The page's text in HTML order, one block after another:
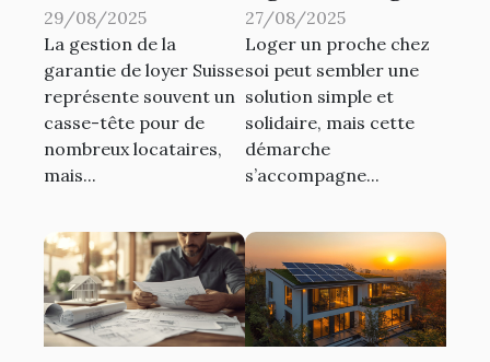
meilleur produit
de garantie de
loyer en Suisse ?
29/08/2025
La gestion de la
garantie de loyer Suisse
représente souvent un
casse-tête pour de
nombreux locataires,
mais...
un proche : ce
qu'il faut savoir
27/08/2025
Loger un proche chez
soi peut sembler une
solution simple et
solidaire, mais cette
démarche
s’accompagne...